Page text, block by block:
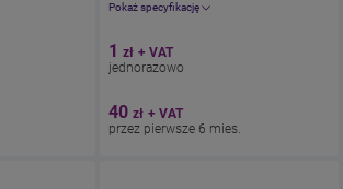
Pokaż specyfikację
Ekran 6.57"
Pamięć 256 GB
1 zł + VAT
jednorazowo
40 zł + VAT
przez pierwsze 6 mies.